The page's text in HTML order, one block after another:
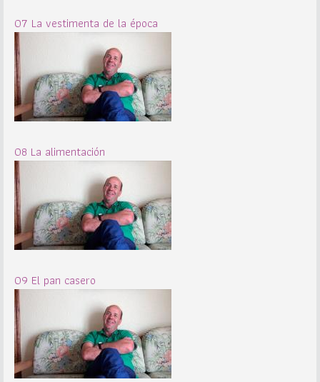
07 La vestimenta de la época
08 La alimentación
09 El pan casero